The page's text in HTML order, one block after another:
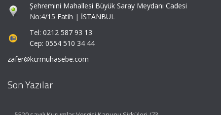
Şehremini Mahallesi Büyük Saray Meydanı Cadesi
No:4/15 Fatih | İSTANBUL
Tel: 0212 587 93 13
Cep: 0554 510 34 44
zafer@kcrmuhasebe.com
Son Yazılar